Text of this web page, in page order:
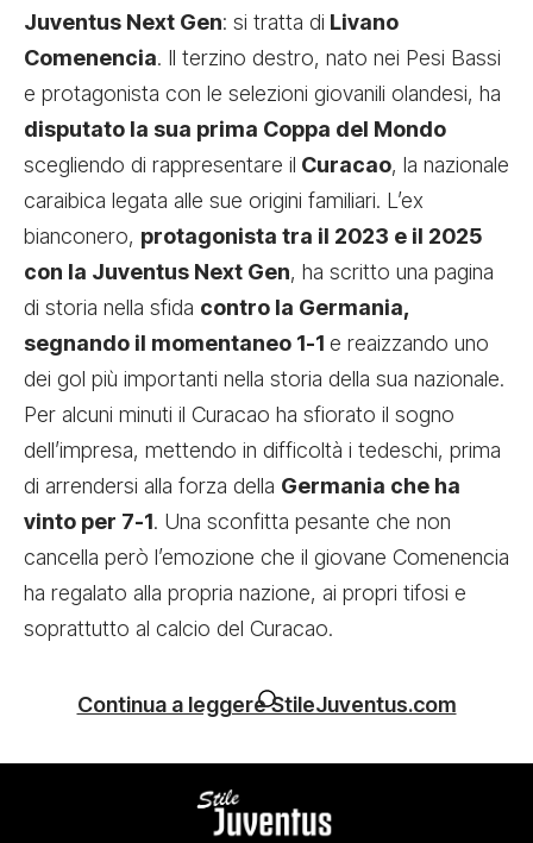
Juventus Next Gen: si tratta di Livano
Comenencia. Il terzino destro, nato nei Pesi Bassi
e protagonista con le selezioni giovanili olandesi, ha
disputato la sua prima Coppa del Mondo
scegliendo di rappresentare il Curacao, la nazionale
caraibica legata alle sue origini familiari. L’ex
bianconero, protagonista tra il 2023 e il 2025
con la Juventus Next Gen, ha scritto una pagina
di storia nella sfida contro la Germania,
segnando il momentaneo 1-1 e reaizzando uno
dei gol più importanti nella storia della sua nazionale.
Per alcuni minuti il Curacao ha sfiorato il sogno
dell’impresa, mettendo in difficoltà i tedeschi, prima
di arrendersi alla forza della Germania che ha
vinto per 7-1. Una sconfitta pesante che non
cancella però l’emozione che il giovane Comenencia
ha regalato alla propria nazione, ai propri tifosi e
soprattutto al calcio del Curacao.
Continua a leggere StileJuventus.com